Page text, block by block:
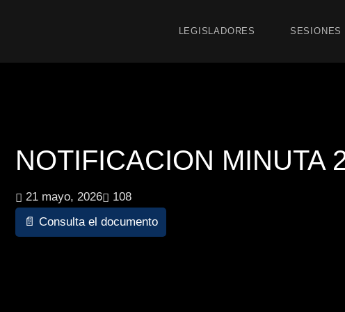
LEGISLADORES SESIONES
NOTIFICACION MINUTA
21 mayo, 2026
108
📄 Consulta el documento